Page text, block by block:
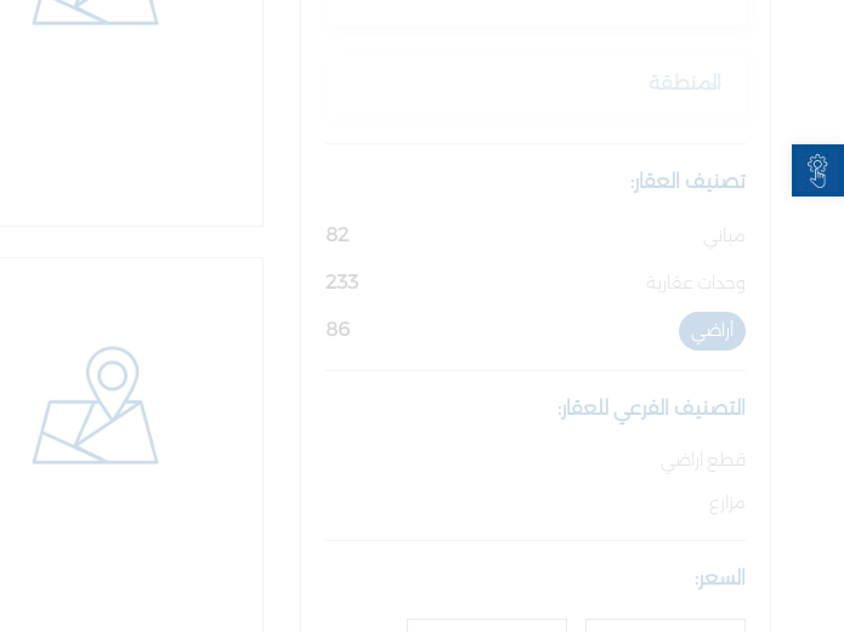
Open toolbar
المنطقة
تصنيف العقار:
مباني 82
وحدات عقارية 233
أراضي 86
التصنيف الفرعي للعقار:
قطع اراضي
مزارع
السعر: